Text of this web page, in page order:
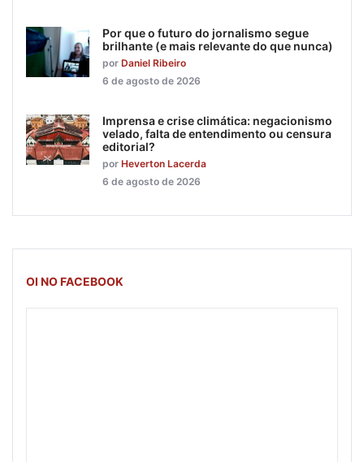
Por que o futuro do jornalismo segue
brilhante (e mais relevante do que nunca)
por Daniel Ribeiro
6 de agosto de 2026
Imprensa e crise climática: negacionismo
velado, falta de entendimento ou censura
editorial?
por Heverton Lacerda
6 de agosto de 2026
OI NO FACEBOOK